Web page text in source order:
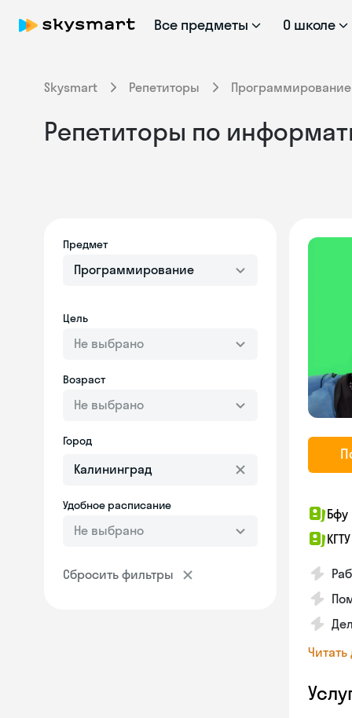
Все предметы О школе
Skysmart Репетиторы Программирование
Репетиторы по
Предмет
Программирование
Цель
Не выбрано
Возраст
Не выбрано
Город
Удобное расписание
Не выбрано
Сбросить фильтры
Бфу
КГТУ